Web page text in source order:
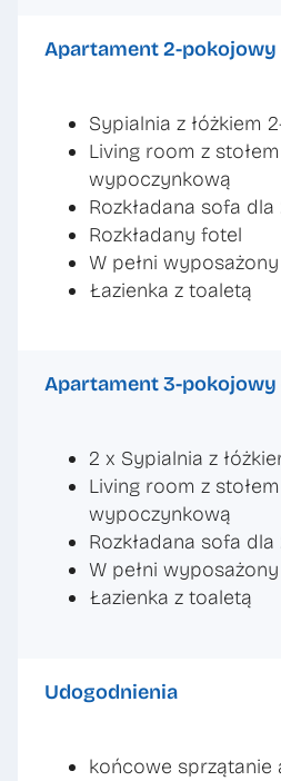
Apartament 2-pokojowy
Sypialnia z łóżkiem
Living room z
wypoczynkową
Rozkładana sofa
Rozkładany fotel
W pełni
Łazienka z toaletą
Apartament 3-pokojowy
2 x Sypialnia z
Living room z
wypoczynkową
Rozkładana sofa
W pełni
Łazienka z toaletą
Udogodnienia
końcowe